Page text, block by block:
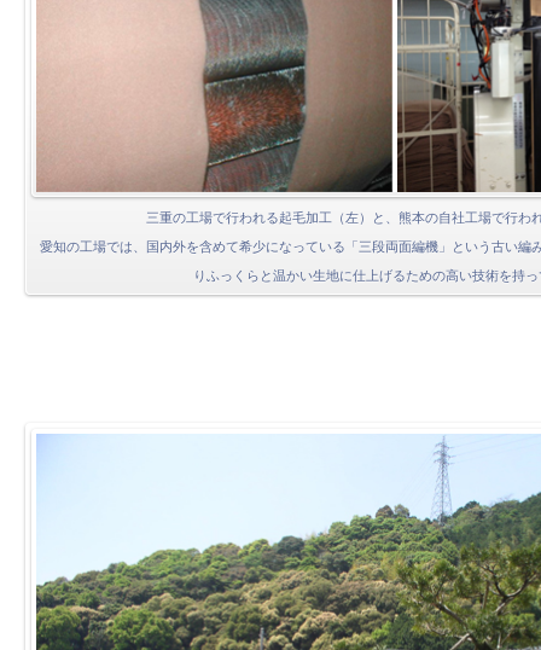
三重の工場で行われる起毛加工（左）と、熊本の自社工場で行わ
愛知の工場では、国内外を含めて希少になっている「三段両面編機」という古い編
りふっくらと温かい生地に仕上げるための高い技術を持